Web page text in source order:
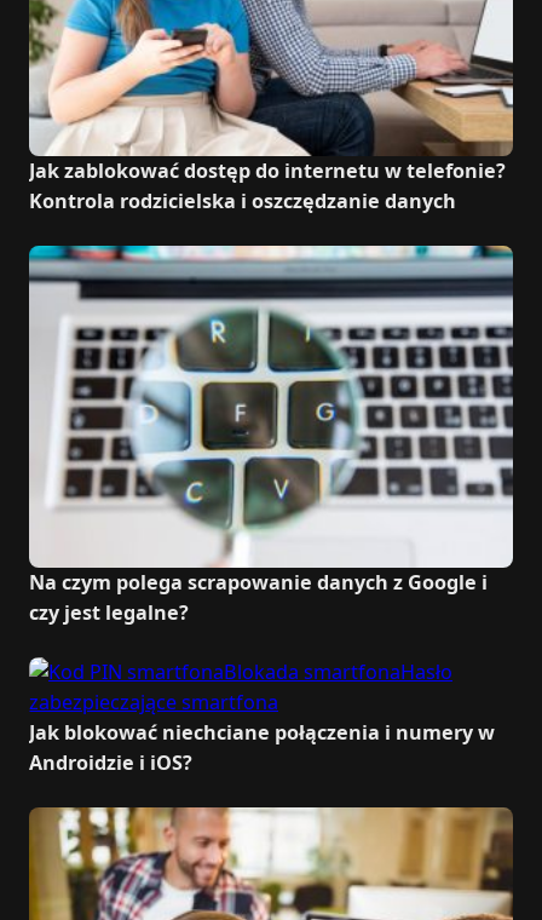
Jak zablokować dostęp do internetu w telefonie?
Kontrola rodzicielska i oszczędzanie danych
Na czym polega scrapowanie danych z Google i
czy jest legalne?
Jak blokować niechciane połączenia i numery w
Androidzie i iOS?